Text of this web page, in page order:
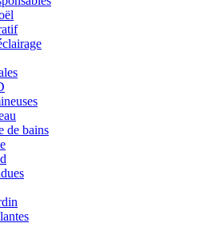
de bains